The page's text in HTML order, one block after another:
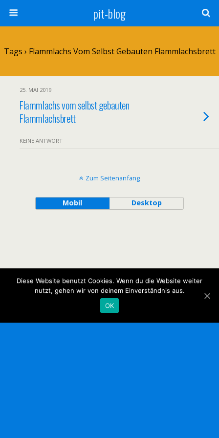
pit-blog
Tags › Flammlachs Vom Selbst Gebauten Flammlachsbrett
25. MAI 2019
Flammlachs vom selbst gebauten
Flammlachsbrett
KEINE ANTWORT
Zum Seitenanfang
Mobil Desktop
Diese Website benutzt Cookies. Wenn du die Website weiter
nutzt, gehen wir von deinem Einverständnis aus.
OK